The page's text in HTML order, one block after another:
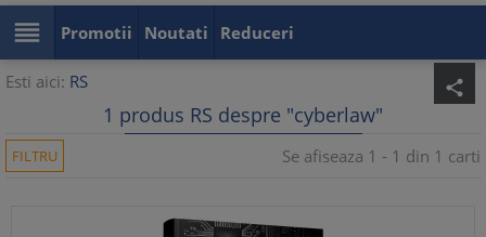
 Promotii Noutati Reduceri
Esti aici: RS share
1 produs RS despre "cyberlaw"
FILTRU Se afiseaza 1 - 1 din 1 carti